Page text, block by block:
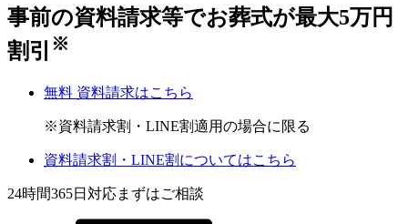
事前の資料請求等でお葬式が最大5万円
割引 ※
無料 資料請求はこちら
※資料請求割・LINE割適用の場合に限る
資料請求割・LINE割についてはこちら
24時間365日対応まずはご相談